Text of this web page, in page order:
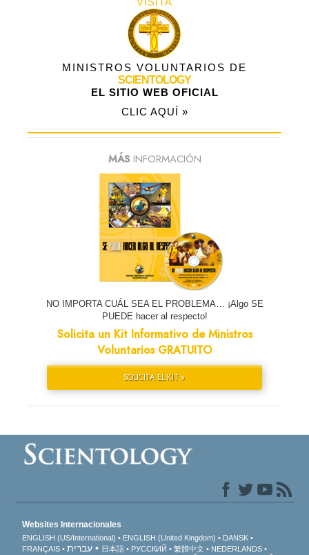
MINISTROS VOLUNTARIOS DE
SCIENTOLOGY
EL SITIO WEB OFICIAL
CLIC AQUÍ »
MÁSINFORMACIÓN
NO IMPORTA CUÁL SEA EL PROBLEMA… ¡Algo SE
PUEDE hacer al respecto!
Solicita un Kit Informativo de Ministros
Voluntarios GRATUITO
SOLICITA EL KIT »
Websites Internacionales
ENGLISH (US/International) ENGLISH (United Kingdom)
DANSK
FRANÇAIS
עברית 日本語 РУССКИЙ 繁體中文
NEDERLANDS